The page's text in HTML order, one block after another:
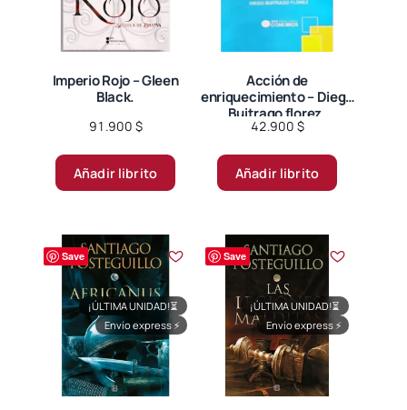
Imperio Rojo – Gleen
Black.
91.900 $
Añadir librito
Acción de
enriquecimiento – Diego
Buitrago florez.
42.900 $
Añadir librito
Save
¡ÚLTIMA UNIDAD!⏳
Envío express ⚡
Save
¡ÚLTIMA UNIDAD!⏳
Envío express ⚡